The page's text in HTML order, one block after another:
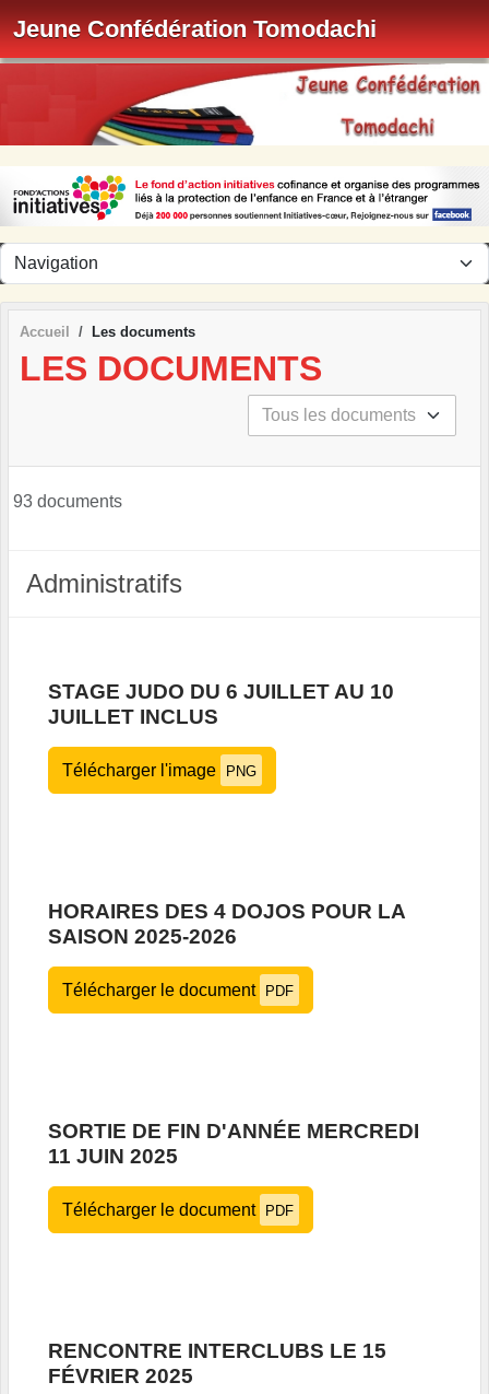
Jeune Confédération Tomodachi
Accueil Les documents
LES DOCUMENTS
93 documents
Administratifs
STAGE JUDO DU 6 JUILLET AU 10
JUILLET INCLUS
Télécharger l'image PNG
HORAIRES DES 4 DOJOS POUR LA
SAISON 2025-2026
Télécharger le document PDF
SORTIE DE FIN D'ANNÉE MERCREDI
11 JUIN 2025
Télécharger le document PDF
RENCONTRE INTERCLUBS LE 15
FÉVRIER 2025